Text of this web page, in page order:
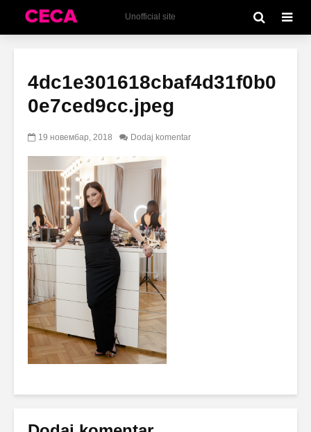
Unofficial site
4dc1e301618cbaf4d31f0b0
0e7ced9cc.jpeg
19 новембар, 2018 Dodaj komentar